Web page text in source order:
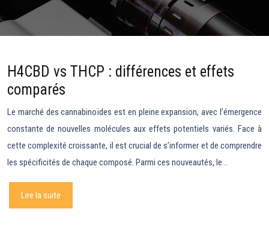
H4CBD vs THCP : différences et effets
comparés
Le marché des cannabinoïdes est en pleine expansion, avec l’émergence
constante de nouvelles molécules aux effets potentiels variés. Face à
cette complexité croissante, il est crucial de s’informer et de comprendre
les spécificités de chaque composé. Parmi ces nouveautés, le…
Lire la suite